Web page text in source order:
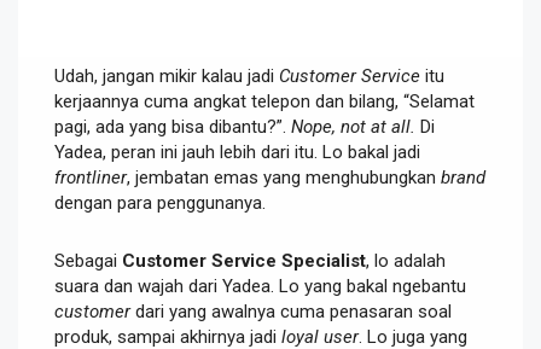
Udah, jangan mikir kalau jadi Customer Service itu
kerjaannya cuma angkat telepon dan bilang, “Selamat
pagi, ada yang bisa dibantu?”. Nope, not at all. Di
Yadea, peran ini jauh lebih dari itu. Lo bakal jadi
frontliner, jembatan emas yang menghubungkan brand
dengan para penggunanya.
Sebagai Customer Service Specialist, lo adalah
suara dan wajah dari Yadea. Lo yang bakal ngebantu
customerdari yang awalnya cuma penasaran soal
produk, sampai akhirnya jadi loyal user. Lo juga yang